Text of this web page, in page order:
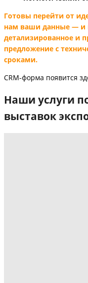
Готовы перейти от
нам ваши данные — и
детализированное и
предложение с
сроками.
CRM-форма появится
Наши услуги
выставок